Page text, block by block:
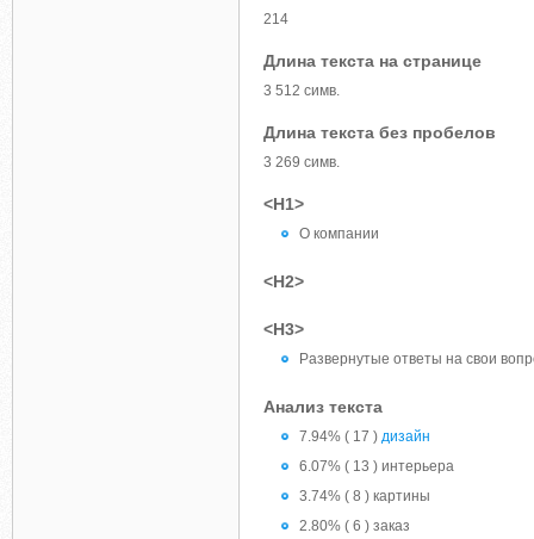
214
Длина текста на странице
3 512 симв.
Длина текста без пробелов
3 269 симв.
<H1>
О компании
<H2>
<H3>
Развернутые ответы на свои
Анализ текста
7.94% ( 17 ) дизайн
6.07% ( 13 ) интерьера
3.74% ( 8 ) картины
2.80% ( 6 ) заказ